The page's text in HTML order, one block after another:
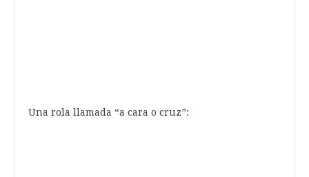
Una rola llamada “a cara o cruz”: